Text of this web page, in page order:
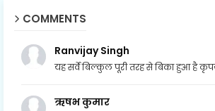
COMMENTS
Ranvijay Singh
यह सर्वे बिल्कुल पूरी तरह से बिका हुआ है
ऋषभ कुमार